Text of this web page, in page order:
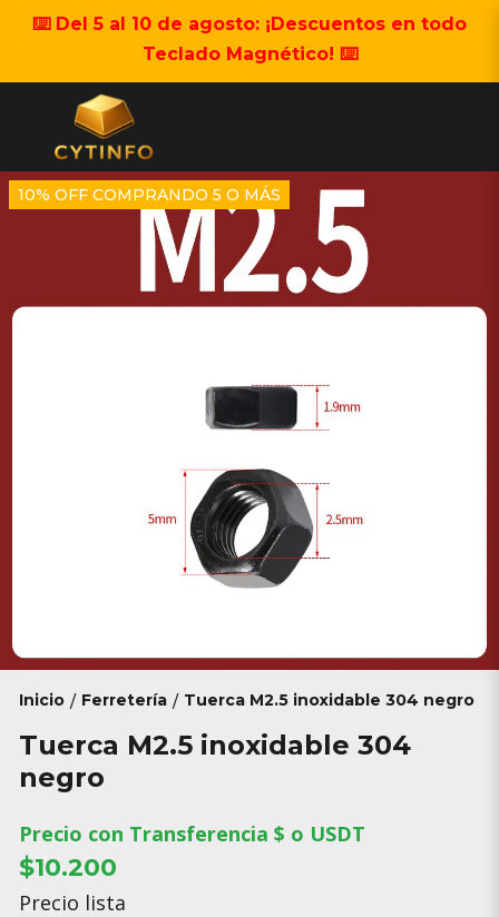
⌨️ Del 5 al 10 de agosto: ¡Descuentos en todo
Teclado Magnético! ⌨️
10% OFF COMPRANDO 5 O MÁS
Inicio / Ferretería / Tuerca M2.5 inoxidable 304 negro
Tuerca M2.5 inoxidable 304
negro
Precio con Transferencia $ o USDT
$10.200
Precio lista